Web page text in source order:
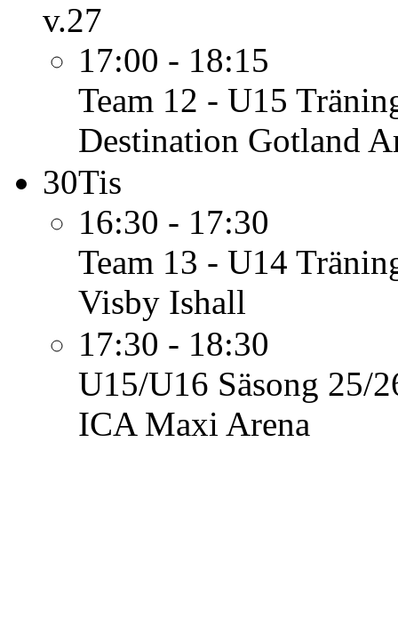
v.27
17:00 - 18:15
Team 12 - U15
Destination Gotland
30Tis
16:30 - 17:30
Team 13 - U14
Visby Ishall
17:30 - 18:30
U15/U16 Säsong 25/
ICA Maxi Arena